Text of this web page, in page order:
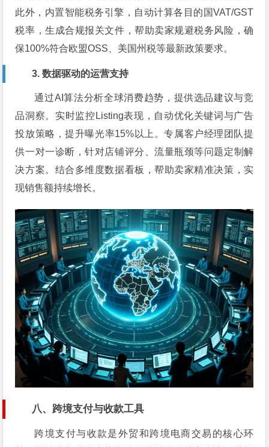
此外，内置智能税务引擎，自动计算各目的国VAT/GST
税率，生成合规报关文件，帮助卖家规避税务风险，确
保100%符合欧盟OSS、美国州税等最新政策要求。
3. 数据驱动的运营支持
通过AI算法分析全球消费趋势，提供选品建议与竞
品洞察。实时监控Listing表现，自动优化关键词与广告
投放策略，提升曝光率15%以上。专属客户经理团队提
供一对一诊断，针对店铺评分、流量瓶颈等问题定制解
决方案。结合多维度数据看板，帮助卖家精准决策，实
现销售额持续增长。
八、跨境支付与收款工具
跨境支付与收款是外贸和跨境电商交易的核心环